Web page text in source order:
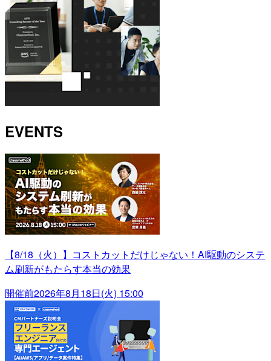
EVENTS
【8/18（火）】コストカットだけじゃない！AI駆動のシステ
ム刷新がもたらす本当の効果
開催前2026年8月18日(火) 15:00